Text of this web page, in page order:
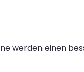
werden einen